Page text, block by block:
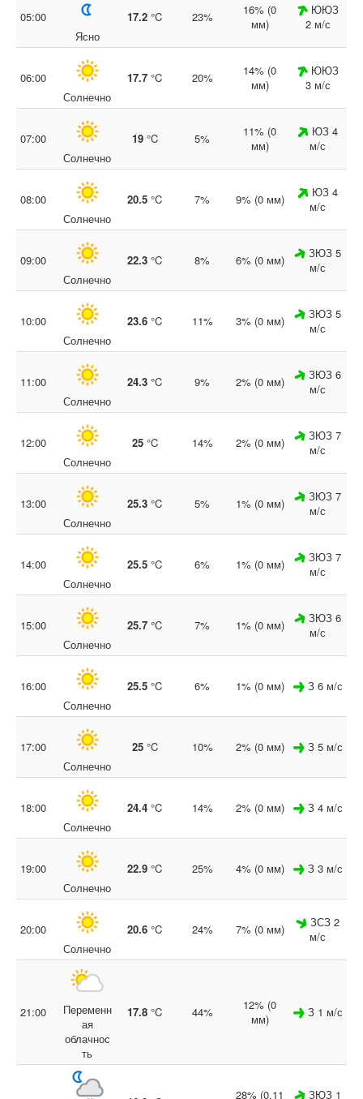
05:00
Ясно
17.2 °C 23%
16% (0
мм)
ЮЮЗ
2 м/с
06:00
Солнечно
17.7 °C 20%
14% (0
мм)
ЮЮЗ
3 м/с
07:00
Солнечно
19°C 5%
11% (0
мм)
ЮЗ 4
м/с
08:00
Солнечно
20.5 °C 7% 9% (0 мм)
ЮЗ 4
м/с
09:00
Солнечно
22.3 °C 8% 6% (0 мм)
ЗЮЗ 5
м/с
10:00
Солнечно
23.6 °C 11% 3% (0 мм)
ЗЮЗ 5
м/с
11:00
Солнечно
24.3 °C 9% 2% (0 мм)
ЗЮЗ 6
м/с
12:00
Солнечно
25°C 14% 2% (0 мм)
ЗЮЗ 7
м/с
13:00
Солнечно
25.3 °C 5% 1% (0 мм)
ЗЮЗ 7
м/с
14:00
Солнечно
25.5 °C 6% 1% (0 мм)
ЗЮЗ 7
м/с
15:00
Солнечно
25.7 °C 7% 1% (0 мм)
ЗЮЗ 6
м/с
16:00
Солнечно
25.5 °C 6% 1% (0 мм) З 6 м/с
17:00
Солнечно
25°C 10% 2% (0 мм) З 5 м/с
18:00
Солнечно
24.4 °C 14% 2% (0 мм) З 4 м/с
19:00
Солнечно
22.9 °C 25% 4% (0 мм) З 3 м/с
20:00
Солнечно
20.6 °C 24% 7% (0 мм)
ЗСЗ 2
м/с
21:00
Переменн
ая
облачнос
ть
17.8 °C 44%
12% (0
мм)
З 1 м/с
28% (0.11
ЗЮЗ 1